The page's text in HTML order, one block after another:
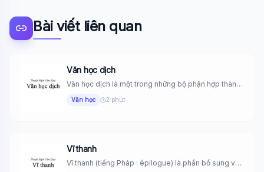
Bài viết liên quan
Văn học dịch
Văn học dịch là một trong những bộ phận hợp thành
Văn học 2 phút
Vĩ thanh
Vĩ thanh (tiếng Pháp : épilogue) là phần bổ sung vào